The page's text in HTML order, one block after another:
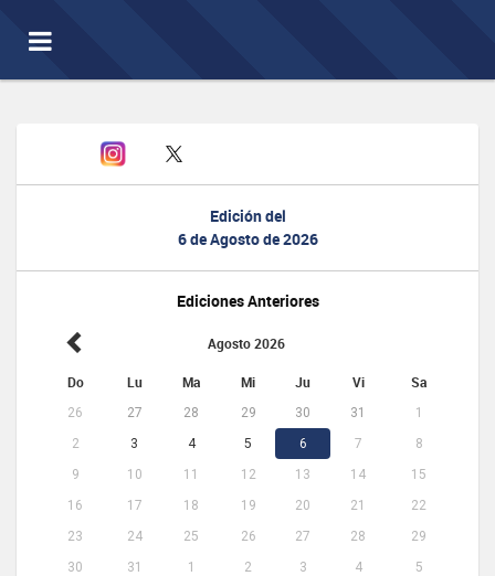
Toggle
navigation
Edición del
6 de Agosto de 2026
Ediciones Anteriores
Agosto 2026
Do Lu Ma Mi Ju Vi Sa
26 27 28 29 30 31
1
2
3 4 5 6 7
8
9
10 11 12 13 14
15
16
17 18 19 20 21
22
23
24 25 26 27 28
29
30
31 1 2 3 4 5